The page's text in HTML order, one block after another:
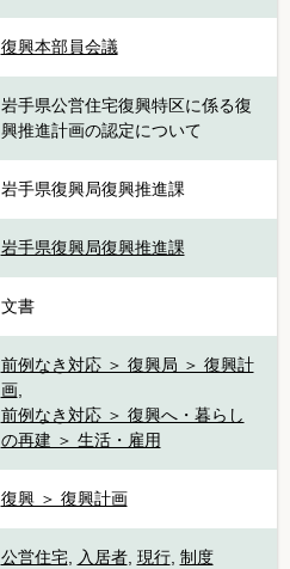
復興本部員会議
岩手県公営住宅復興特区に係る復
興推進計画の認定について
岩手県復興局復興推進課
岩手県復興局復興推進課
文書
前例なき対応 ＞ 復興局 ＞ 復興計
画,
前例なき対応 ＞ 復興へ・暮らし
の再建 ＞ 生活・雇用
復興 ＞ 復興計画
公営住宅, 入居者, 現行, 制度